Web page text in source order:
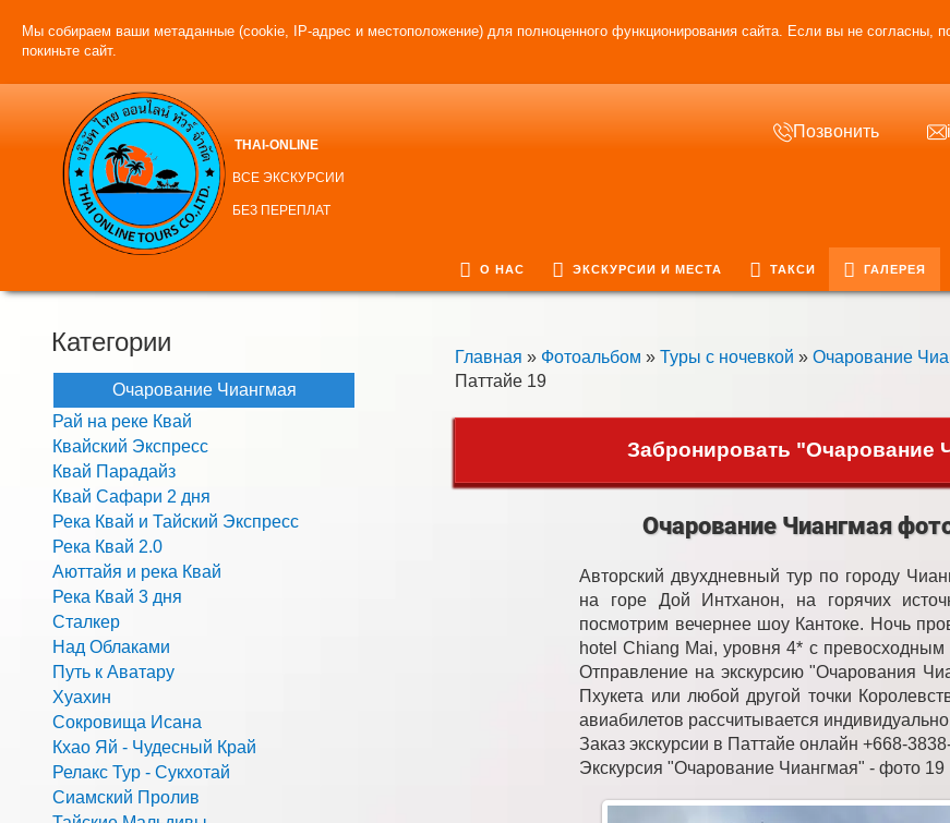
Мы собираем ваши метаданные (cookie, IP-адрес и местоположение) для полноценного функционирования сайта. Если вы не согласны,
покиньте сайт.
THAI-ONLINE
ВСЕ ЭКСКУРСИИ
БЕЗ ПЕРЕПЛАТ
Позвонить
О НАС ЭКСКУРСИИ И МЕСТА ТАКСИ ГАЛЕРЕЯ
Главная » Фотоальбом » Туры с ночевкой » Очарование
Паттайе 19
Забронировать "Очарование
Очарование Чиангмая
Авторский двухдневный тур по городу
на горе Дой Интханон, на горячих
посмотрим вечернее шоу Кантоке. Ночь
hotel Chiang Mai, уровня 4* с
Отправление на экскурсию "Очарования
Пхукета или любой другой точки
авиабилетов рассчитывается
Заказ экскурсии в Паттайе онлайн +668-
Экскурсия "Очарование Чиангмая" - фото 19
Категории
Очарование Чиангмая
Рай на реке Квай
Квайский Экспресс
Квай Парадайз
Квай Сафари 2 дня
Река Квай и Тайский Экспресс
Река Квай 2.0
Аюттайя и река Квай
Река Квай 3 дня
Сталкер
Над Облаками
Путь к Аватару
Хуахин
Сокровища Исана
Кхао Яй - Чудесный Край
Релакс Тур - Сукхотай
Сиамский Пролив